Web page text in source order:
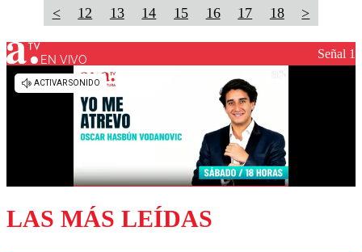
< 12 13 14 15 16 17 18 >
EN VIVO Señal 1
LAS MÁS LEÍDAS